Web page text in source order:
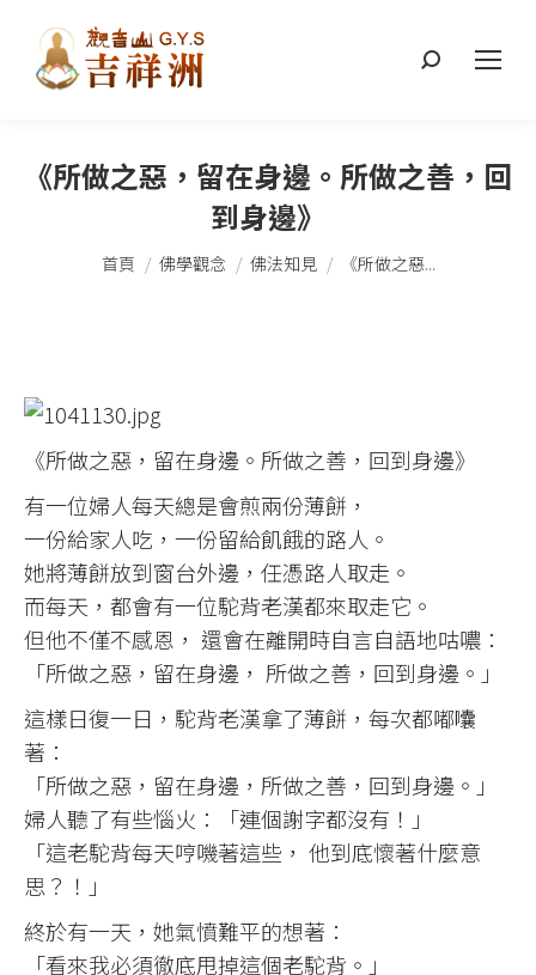
搜
《所做之惡，留在身邊。所做之善，回
到身邊》
您在這裡：
首頁 佛學觀念 佛法知見 《所做之惡...
《所做之惡，留在身邊。所做之善，回到身邊》
有一位婦人每天總是會煎兩份薄餅，
一份給家人吃，一份留給飢餓的路人。
她將薄餅放到窗台外邊，任憑路人取走。
而每天，都會有一位駝背老漢都來取走它。
但他不僅不感恩， 還會在離開時自言自語地咕噥：
「所做之惡，留在身邊， 所做之善，回到身邊。」
這樣日復一日，駝背老漢拿了薄餅，每次都嘟囔
著：
「所做之惡，留在身邊，所做之善，回到身邊。」
婦人聽了有些惱火：「連個謝字都沒有！」
「這老駝背每天哼嘰著這些， 他到底懷著什麼意
思？！」
終於有一天，她氣憤難平的想著：
「看來我必須徹底甩掉這個老駝背。」